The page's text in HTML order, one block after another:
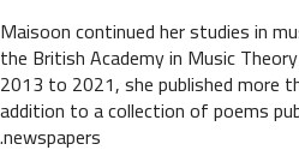
Maisoon continued her studies in
the British Academy in Music
2013 to 2021, she published more
addition to a collection of poems
newspapers.